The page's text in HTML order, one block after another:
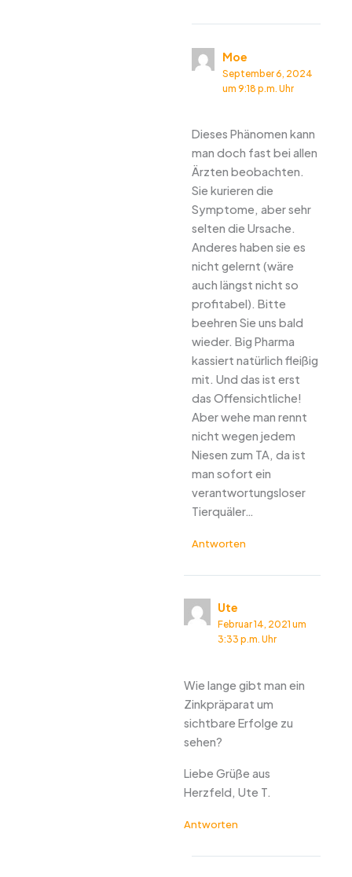
Moe
September 6, 2024
um 9:18 p.m. Uhr
Dieses Phänomen kann
man doch fast bei allen
Ärzten beobachten.
Sie kurieren die
Symptome, aber sehr
selten die Ursache.
Anderes haben sie es
nicht gelernt (wäre
auch längst nicht so
profitabel). Bitte
beehren Sie uns bald
wieder. Big Pharma
kassiert natürlich fleißig
mit. Und das ist erst
das Offensichtliche!
Aber wehe man rennt
nicht wegen jedem
Niesen zum TA, da ist
man sofort ein
verantwortungsloser
Tierquäler…
Antworten
Ute
Februar 14, 2021 um
3:33 p.m. Uhr
Wie lange gibt man ein
Zinkpräparat um
sichtbare Erfolge zu
sehen?
Liebe Grüße aus
Herzfeld, Ute T.
Antworten